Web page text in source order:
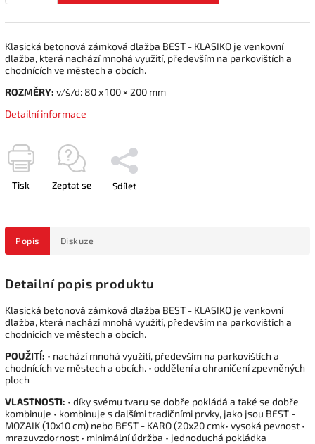
Klasická betonová zámková dlažba BEST - KLASIKO je venkovní
dlažba, která nachází mnohá využití, především na parkovištích a
chodnících ve městech a obcích.
ROZMĚRY: v/š/d: 80 x 100 × 200 mm
Detailní informace
Tisk Zeptat se Sdílet
Popis Diskuze
Detailní popis produktu
Klasická betonová zámková dlažba BEST - KLASIKO je venkovní
dlažba, která nachází mnohá využití, především na parkovištích a
chodnících ve městech a obcích.
POUŽITÍ: • nachází mnohá využití, především na parkovištích a
chodnících ve městech a obcích. • oddělení a ohraničení zpevněných
ploch
VLASTNOSTI: • díky svému tvaru se dobře pokládá a také se dobře
kombinuje • kombinuje s dalšími tradičními prvky, jako jsou BEST -
MOZAIK (10x10 cm) nebo BEST - KARO (20x20 cmk• vysoká pevnost •
mrazuvzdornost • minimální údržba • jednoduchá pokládka